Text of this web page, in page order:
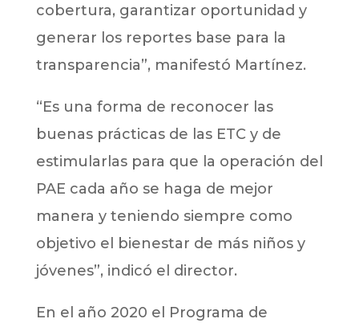
cobertura, garantizar oportunidad y
generar los reportes base para la
transparencia”, manifestó Martínez.
“Es una forma de reconocer las
buenas prácticas de las ETC y de
estimularlas para que la operación del
PAE cada año se haga de mejor
manera y teniendo siempre como
objetivo el bienestar de más niños y
jóvenes”, indicó el director.
En el año 2020 el Programa de